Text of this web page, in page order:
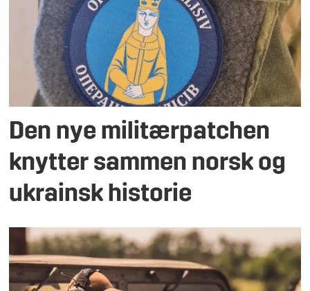
Den nye militærpatchen
knytter sammen norsk og
ukrainsk historie